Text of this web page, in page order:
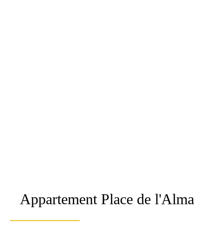
Appartement Place de l'Alma